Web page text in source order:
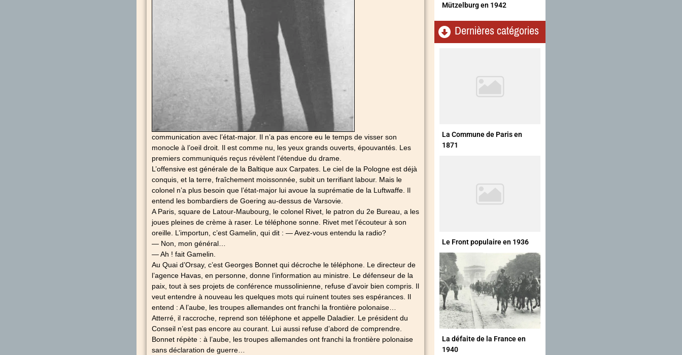
communication avec l’état-major. Il n’a pas encore eu le temps de visser son
monocle à l’oeil droit. Il est comme nu, les yeux grands ouverts, épouvantés. Les
premiers communiqués reçus révèlent l’étendue du drame.
L’offensive est générale de la Baltique aux Carpates. Le ciel de la Pologne est déjà
conquis, et la terre, fraîchement moissonnée, subit un terrifiant labour. Mais le
colonel n’a plus besoin que l’état-major lui avoue la suprématie de la Luftwaffe. Il
entend les bombardiers de Goering au-dessus de Varsovie.
A Paris, square de Latour-Maubourg, le colonel Rivet, le patron du 2e Bureau, a les
joues pleines de crème à raser. Le téléphone sonne. Rivet met l’écouteur à son
oreille. L’importun, c’est Gamelin, qui dit : — Avez-vous entendu la radio?
— Non, mon général…
— Ah ! fait Gamelin.
Au Quai d’Orsay, c’est Georges Bonnet qui décroche le téléphone. Le directeur de
l’agence Havas, en personne, donne l’information au ministre. Le défenseur de la
paix, tout à ses projets de conférence mussolinienne, refuse d’avoir bien compris. Il
veut entendre à nouveau les quelques mots qui ruinent toutes ses espérances. Il
entend : A l’aube, les troupes allemandes ont franchi la frontière polonaise…
Atterré, il raccroche, reprend son téléphone et appelle Daladier. Le président du
Conseil n’est pas encore au courant. Lui aussi refuse d’abord de comprendre.
Bonnet répète : à l’aube, les troupes allemandes ont franchi la frontière polonaise
sans déclaration de guerre…
Mützelburg en 1942
Dernières catégories
La Commune de Paris en
1871
Le Front populaire en 1936
La défaite de la France en
1940